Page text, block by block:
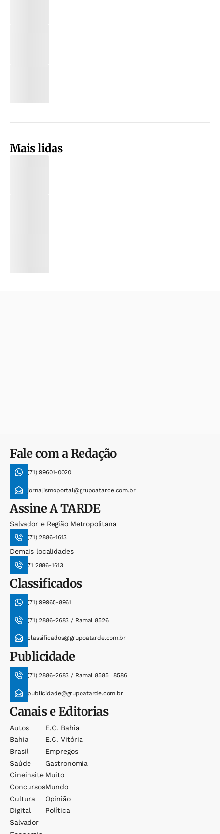
Mais lidas
Fale com a Redação
(71) 99601-0020
jornalismoportal@grupoatarde.com.br
AssineA TARDE
Salvador e Região Metropolitana
(71) 2886-1613
Demais localidades
71 2886-1613
Classificados
(71) 99965-8961
(71) 2886-2683 / Ramal 8526
classificados@grupoatarde.com.br
Publicidade
(71) 2886-2683 / Ramal 8585 | 8586
publicidade@grupoatarde.com.br
Canais e Editorias
Autos
Bahia
Brasil
Saúde
Cineinsite
Concursos
Cultura
Digital
Salvador
E.c. Bahia
E.c. Vitória
Empregos
Gastronomia
Muito
Mundo
Opinião
Política